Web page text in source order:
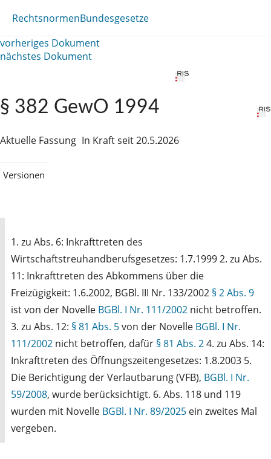
RechtsnormenBundesgesetze
vorheriges Dokument
nächstes Dokument
§ 382 GewO 1994
Aktuelle Fassung In Kraft seit 20.5.2026
Versionen
1. zu Abs. 6: Inkrafttreten des
Wirtschaftstreuhandberufsgesetzes: 1.7.1999 2. zu Abs.
11: Inkrafttreten des Abkommens über die
Freizügigkeit: 1.6.2002, BGBl. III Nr. 133/2002 § 2 Abs. 9
ist von der Novelle BGBl. I Nr. 111/2002 nicht betroffen.
3. zu Abs. 12: § 81 Abs. 5von der Novelle BGBl. I Nr.
111/2002 nicht betroffen, dafür § 81 Abs. 24. zu Abs. 14:
Inkrafttreten des Öffnungszeitengesetzes: 1.8.2003 5.
Die Berichtigung der Verlautbarung (VFB), BGBl. I Nr.
59/2008, wurde berücksichtigt. 6. Abs. 118 und 119
wurden mit Novelle BGBl. I Nr. 89/2025 ein zweites Mal
vergeben.